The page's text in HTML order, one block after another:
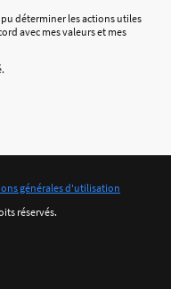
déterminer les actions utiles
avec mes valeurs et mes
générales d'utilisation
réservés.